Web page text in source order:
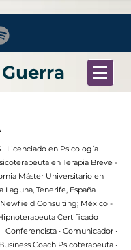
Licenciado en Psicología
en Terapia Breve -
Máster Universitario en
Laguna, Tenerife, España
Consulting; México -
Certificado
• Comunicador •
Coach Psicoterapeuta •